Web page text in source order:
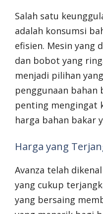
Salah satu
adalah konsumsi
efisien. Mesin yang
dan bobot yang
menjadi pilihan
penggunaan bahan
penting mengingat
harga bahan bakar
Harga yang
Avanza telah
yang cukup
yang bersaing